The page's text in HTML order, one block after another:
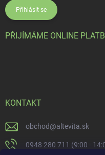
Přihlásit se
PŘIJÍMÁME ONLINE
KONTAKT
obchod@altevita.sk
0948 280 711 (9:00 -